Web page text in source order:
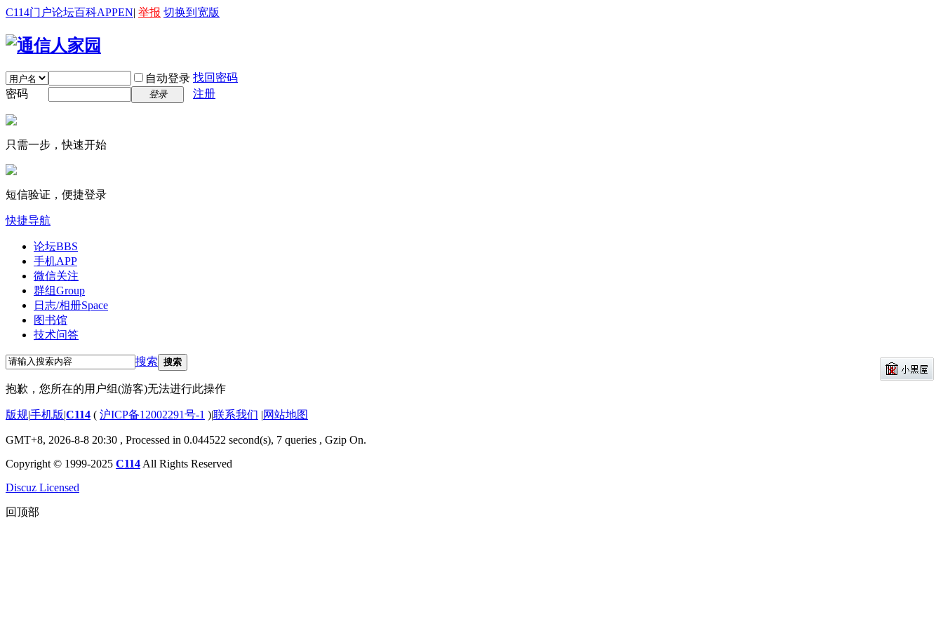
C114门户论坛百科APPEN| 举报 切换到宽版
自动登录 找回密码
密码
登录 注册
只需一步，快速开始
短信验证，便捷登录
快捷导航
论坛BBS
手机APP
微信关注
群组Group
日志/相册Space
图书馆
技术问答
搜索 搜索
抱歉，您所在的用户组(游客)无法进行此操作
版规|手机版|C114 ( 沪ICP备12002291号-1 )|联系我们 |网站地图
GMT+8, 2026-8-8 20:30 , Processed in 0.044522 second(s), 7 queries , Gzip On.
Copyright © 1999-2025 C114 All Rights Reserved
Discuz Licensed
回顶部